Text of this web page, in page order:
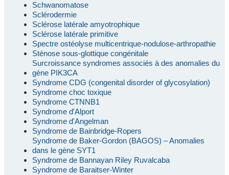
Schwanomatose
Sclérodermie
Sclérose latérale amyotrophique
Sclérose latérale primitive
Spectre ostéolyse multicentrique-nodulose-arthropathie
Sténose sous-glottique congénitale
Surcroissance syndromes associés à des anomalies du
gène PIK3CA
Syndrome CDG (congenital disorder of glycosylation)
Syndrome choc toxique
Syndrome CTNNB1
Syndrome d'Alport
Syndrome d'Angelman
Syndrome de Bainbridge-Ropers
Syndrome de Baker-Gordon (BAGOS) – Anomalies
dans le gène SYT1
Syndrome de Bannayan Riley Ruvalcaba
Syndrome de Baraitser-Winter